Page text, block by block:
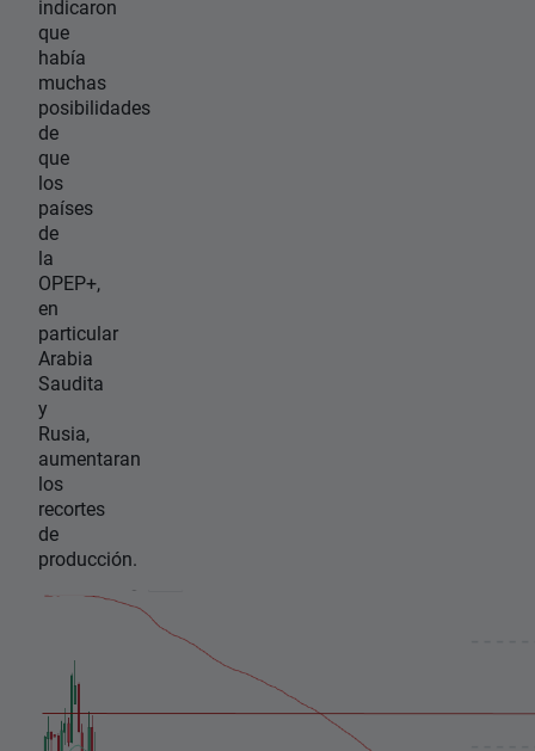
indicaron
que
había
muchas
posibilidades
de
que
los
países
de
la
OPEP+,
en
particular
Arabia
Saudita
y
Rusia,
aumentaran
los
recortes
de
producción.